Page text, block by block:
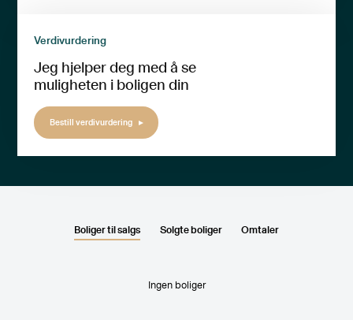
Verdivurdering
Jeg hjelper deg med å se
muligheten i boligen din
Bestill verdivurdering
Boliger til salgs Solgte boliger Omtaler
Ingen boliger